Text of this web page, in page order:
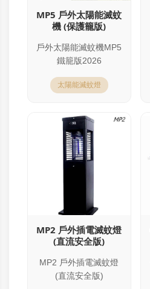
MP5 戶外太陽能滅蚊
機 (保護籠版)
戶外太陽能滅蚊機MP5
鐵籠版2026
太陽能滅蚊燈
MP2 戶外插電滅蚊燈
(直流安全版)
MP2 戶外插電滅蚊燈
(直流安全版)